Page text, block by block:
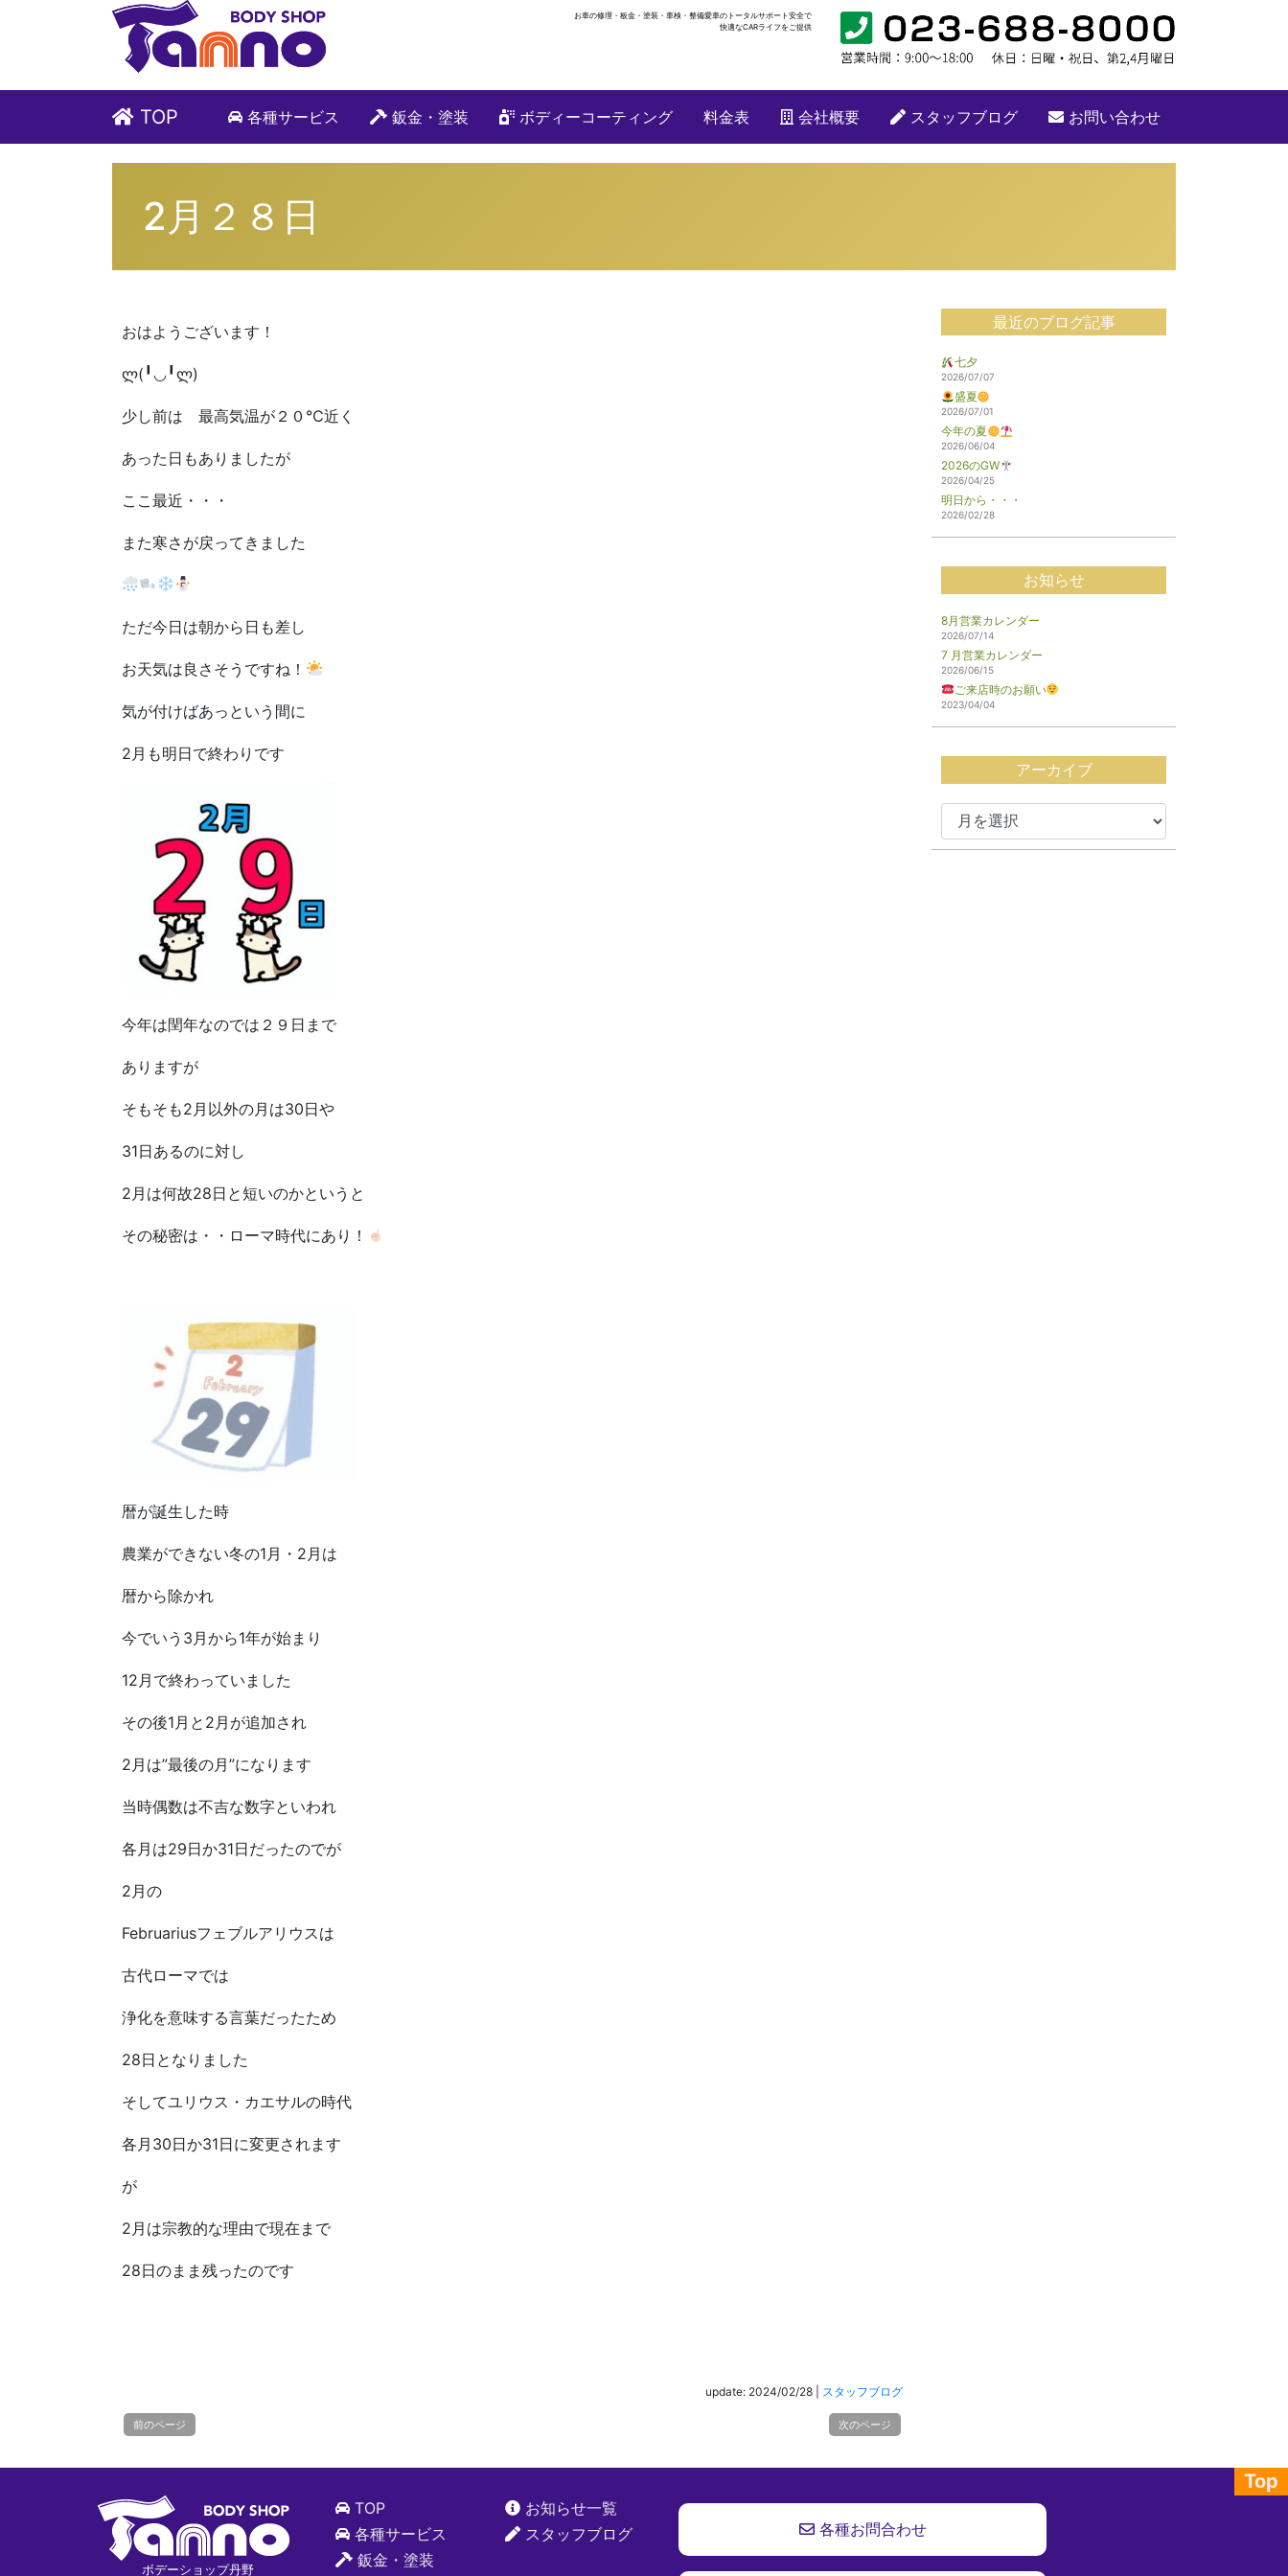
お車の修理・板金・塗装・車検・整備愛車のトータルサポート安全で
快適なCARライフをご提供
TOP 各種サービス 鈑金・塗装 ボディーコーティング 料金表 会社概要 スタッフブログ お問い合わせ
2月２８日
おはようございます！
ლ(╹◡╹ლ)
少し前は 最高気温が２０℃近く
あった日もありましたが
ここ最近・・・
また寒さが戻ってきました
ただ今日は朝から日も差し
お天気は良さそうですね！
気が付けばあっという間に
2月も明日で終わりです
今年は閏年なのでは２９日まで
ありますが
そもそも2月以外の月は30日や
31日あるのに対し
2月は何故28日と短いのかというと
その秘密は・・ローマ時代にあり！
暦が誕生した時
農業ができない冬の1月・2月は
暦から除かれ
今でいう3月から1年が始まり
12月で終わっていました
その後1月と2月が追加され
2月は”最後の月”になります
当時偶数は不吉な数字といわれ
各月は29日か31日だったのでが
2月の
Februariusフェブルアリウスは
古代ローマでは
浄化を意味する言葉だったため
28日となりました
そしてユリウス・カエサルの時代
各月30日か31日に変更されます
が
2月は宗教的な理由で現在まで
28日のまま残ったのです
update: 2024/02/28 スタッフブログ
前のページ 次のページ
最近のブログ記事
七夕
2026/07/07
盛夏
2026/07/01
今年の夏
2026/06/04
2026のGW
2026/04/25
明日から・・・
2026/02/28
お知らせ
8月営業カレンダー
2026/07/14
7 月営業カレンダー
2026/06/15
ご来店時のお願い
2023/04/04
アーカイブ
Top
ボデーショップ丹野
TOP
各種サービス
鈑金・塗装
お知らせ一覧
スタッフブログ
各種お問合わせ